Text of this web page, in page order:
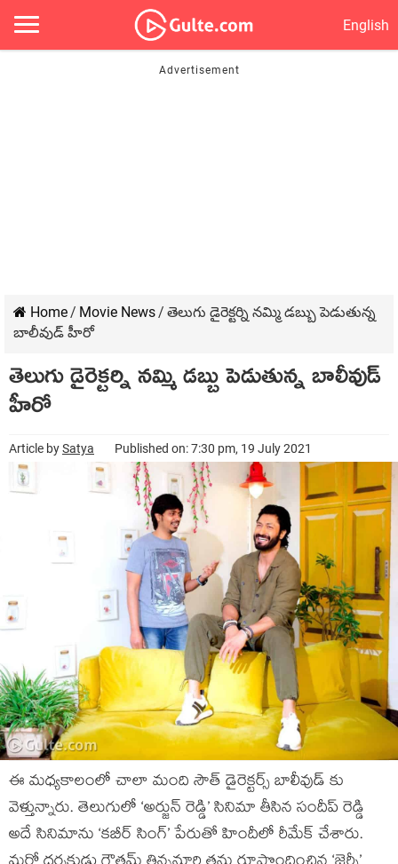
English
Home/ Movie News/ తెలుగు డైరెక్టర్ని నమ్మి డబ్బు పెడుతున్న
బాలీవుడ్ హీరో
తెలుగు డైరెక్టర్ని నమ్మి డబ్బు పెడుతున్న బాలీవుడ్
హీరో
Article bySatya Published on: 7:30 pm, 19 July 2021
ఈ మధ్యకాలంలో చాలా మంది సౌత్ డైరెక్టర్స్ బాలీవుడ్ కు
వెళ్తున్నారు. తెలుగులో ‘అర్జున్ రెడ్డి’ సినిమా తీసిన సందీప్ రెడ్డి
అదే సినిమాను ‘కబీర్ సింగ్’ పేరుతో హిందీలో రీమేక్ చేశారు.